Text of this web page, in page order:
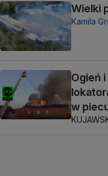
Wielki
Kamila
Ogień
w